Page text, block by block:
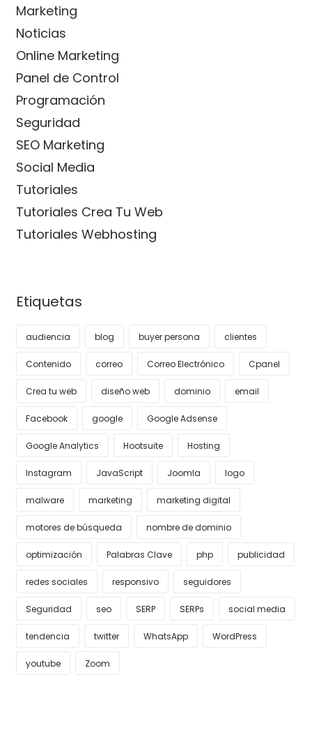
Marketing
Noticias
Online Marketing
Panel de Control
Programación
Seguridad
SEO Marketing
Social Media
Tutoriales
Tutoriales Crea Tu Web
Tutoriales Webhosting
Etiquetas
audiencia blog buyer persona clientes
Contenido correo Correo Electrónico Cpanel
Crea tu web diseño web dominio email
Facebook google Google Adsense
Google Analytics Hootsuite Hosting
Instagram JavaScript Joomla logo
malware marketing marketing digital
motores de búsqueda nombre de dominio
optimización Palabras Clave php publicidad
redes sociales responsivo seguidores
Seguridad seo SERP SERPs social media
tendencia twitter WhatsApp WordPress
youtube Zoom